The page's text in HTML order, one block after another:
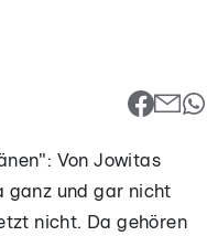
Von Jowitas
ganz und gar nicht
nicht. Da gehören